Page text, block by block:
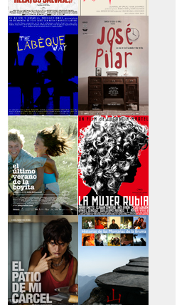
>Relatos Salvajes
>Con la pata
quebrada
>The Labèque Way >José y Pilar
>El último verano de
la boyita
>La mujer rubia